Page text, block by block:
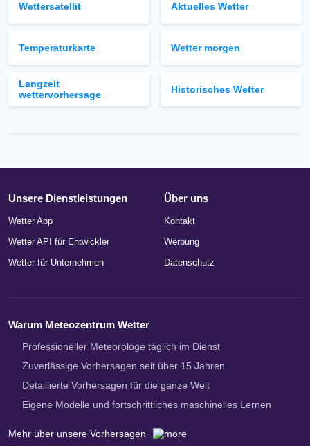
Wettersatellit
Temperaturkarte
Langzeit
wettervorhersage
Aktuelles Wetter
Wetter morgen
Historisches Wetter
Unsere Dienstleistungen
Wetter App
Wetter API für Entwickler
Wetter für Unternehmen
Über uns
Kontakt
Werbung
Datenschutz
Warum Meteozentrum Wetter
Professioneller Meteorologe täglich im Dienst
Zuverlässige Vorhersagen seit über 15 Jahren
Detaillierte Vorhersagen für die ganze Welt
Eigene Modelle und fortschrittliches maschinelles Lernen
Mehr über unsere Vorhersagen